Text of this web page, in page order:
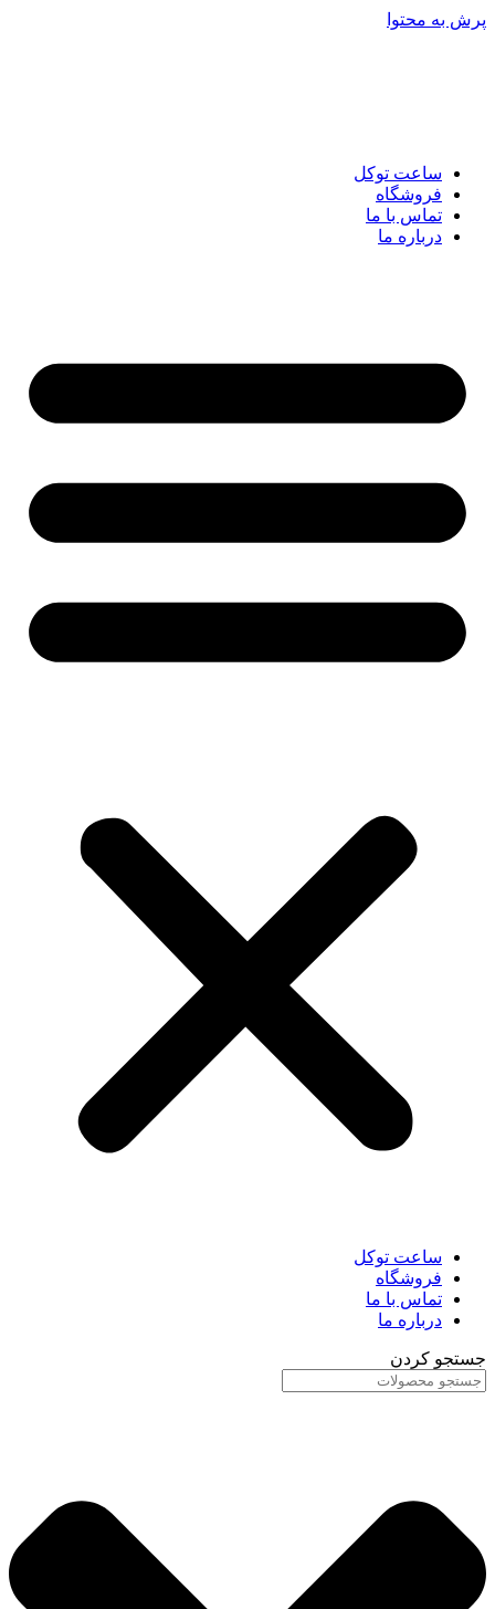
پرش به محتوا
ساعت توکل
فروشگاه
تماس با ما
درباره ما
ساعت توکل
فروشگاه
تماس با ما
درباره ما
جستجو کردن